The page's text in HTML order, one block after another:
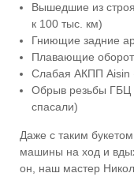
Вышедшие из
к 100 тыс. км)
Гниющие задние
Плавающие
Слабая АКПП Aisin
Обрыв резьбы ГБЦ
спасали)
Даже с таким
машины на ход и
он, наш мастер